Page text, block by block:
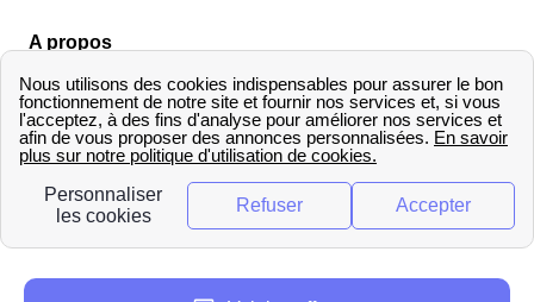
A propos
Qui sommes-nous ?
Informations de contact
Méthodologie de classement
Mentions légales
Traitement des avis
Copyright © fibre-optique-eligibilite.fr 2026 – Tous
droits réservés